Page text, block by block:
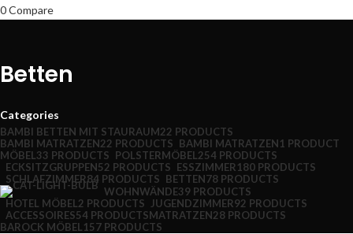
0Compare
Betten
Categories
BAMBI BETTEN MIT STAURAUM22 PRODUCTS
BAMBI MATRATZEN22 PRODUCTS BAMBI MATRATZEN1 PRODUCT
MÖBEL 33 PRODUCTS POLSTERMÖBEL 254 PRODUCTS
ECKSITZGRUPPEN52 PRODUCTS ESSZIMMER 180 PRODUCTS
SCHLAFZIMMER84 PRODUCTS BETTEN78 PRODUCTS
WOHNWÄNDE39 PRODUCTS
HOTEL MÖBEL 2 PRODUCTS JUGENDZIMMER92 PRODUCTS
ACCESSOIRES54 PRODUCTSMATRATZEN28 PRODUCTS
BAROCK MÖBEL 157 PRODUCTS